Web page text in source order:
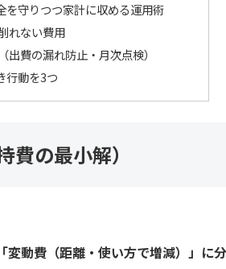
守りつつ家計に収める運用術
れない費用
費の漏れ防止・月次点検）
行動を3つ
の最小解）
動費（距離・使い方で増減）」に